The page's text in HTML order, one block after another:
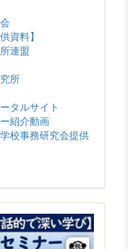
資料】
連盟
所
タルサイト
紹介動画
校事務研究会提供